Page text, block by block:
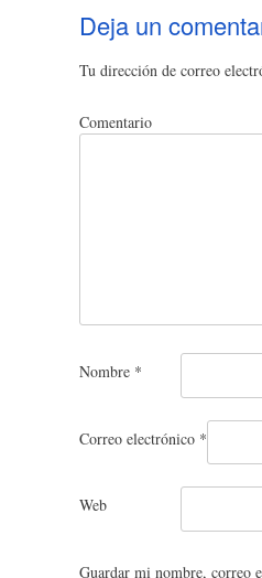
Deja un
Tu dirección de correo
Comentario
Nombre *
Correo electrónico *
Web
Guardar mi nombre, correo